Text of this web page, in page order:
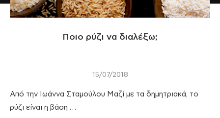
Ποιο ρύζι να διαλέξω;
15/07/2018
Από την Ιωάννα Σταμούλου Μαζί με τα δημητριακά, το
ρύζι είναι η βάση …